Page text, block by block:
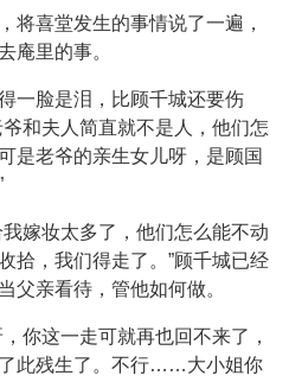
将喜堂发生的事情说了一遍，
庵里的事。
一脸是泪，比顾千城还要伤
和夫人简直就不是人，他们怎
是老爷的亲生女儿呀，是顾国
嫁妆太多了，他们怎么能不动
拾，我们得走了。”顾千城已经
父亲看待，管他如何做。
你这一走可就再也回不来了，
此残生了。不行……大小姐你